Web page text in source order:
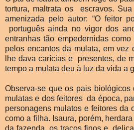
tortura, maltrata os escravos.
amenizada pelo autor: “O feitor
português ainda no vigor dos
entranhas tão empedernidas
pelos encantos da mulata, em vez
lhe dava carícias e presentes, de
tempo a mulata deu à luz da vida a
Observa-se que os pais biológicos
mulatas e dos feitores da época,
personagens mulatos e feitores da
como a filha. Isaura, porém,
da fazenda, os traços finos e